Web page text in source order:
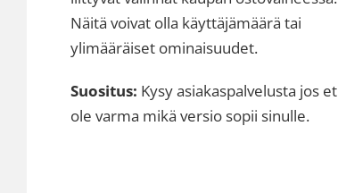
Näitä voivat olla käyttäjämäärä tai
ylimääräiset ominaisuudet.
Suositus: Kysy asiakaspalvelusta jos et
ole varma mikä versio sopii sinulle.